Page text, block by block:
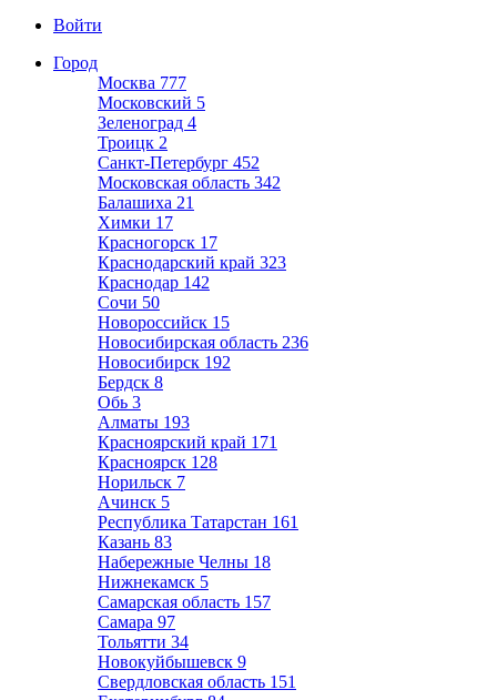
Войти
Город
Москва 777
Московский 5
Зеленоград 4
Троицк 2
Санкт-Петербург 452
Московская область 342
Балашиха 21
Химки 17
Красногорск 17
Краснодарский край 323
Краснодар 142
Сочи 50
Новороссийск 15
Новосибирская область 236
Новосибирск 192
Бердск 8
Обь 3
Алматы 193
Красноярский край 171
Красноярск 128
Норильск 7
Ачинск 5
Республика Татарстан 161
Казань 83
Набережные Челны 18
Нижнекамск 5
Самарская область 157
Самара 97
Тольятти 34
Новокуйбышевск 9
Свердловская область 151